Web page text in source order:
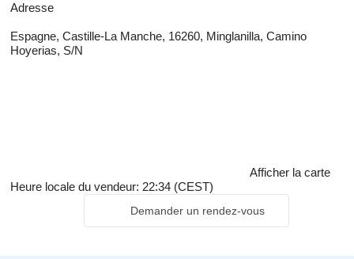
Adresse
Espagne, Castille-La Manche, 16260, Minglanilla, Camino
Hoyerias, S/N
Afficher la carte
Heure locale du vendeur: 22:34 (CEST)
Demander un rendez-vous